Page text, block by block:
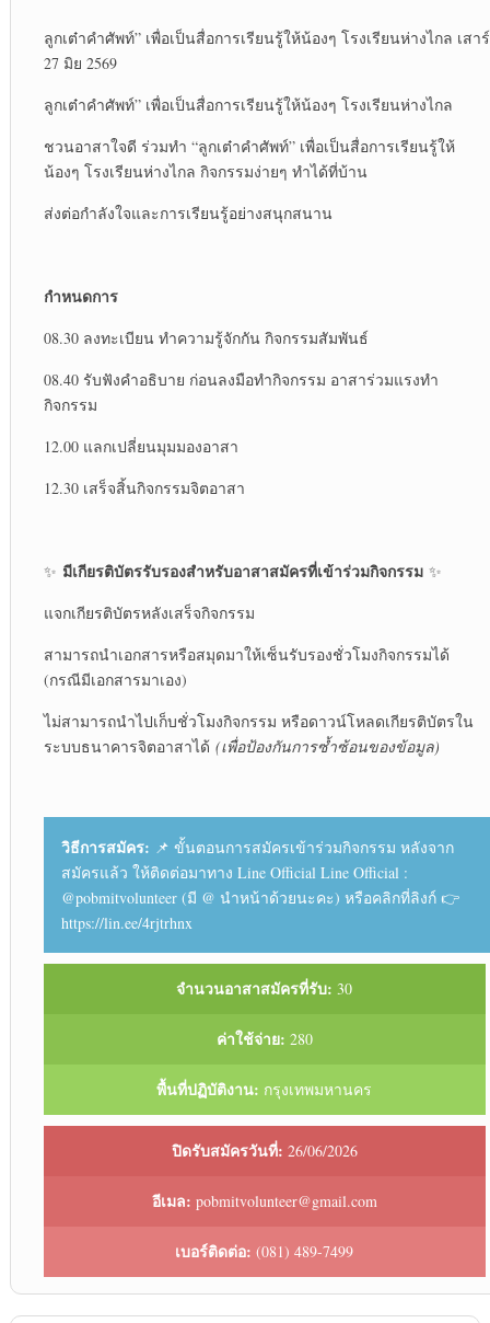
ลูกเต๋าคำศัพท์” เพื่อเป็นสื่อการเรียนรู้ให้น้องๆ โรงเรียนห่างไกล เสาร์
27 มิย 2569
ลูกเต๋าคำศัพท์” เพื่อเป็นสื่อการเรียนรู้ให้น้องๆ โรงเรียนห่างไกล
ชวนอาสาใจดี ร่วมทำ “ลูกเต๋าคำศัพท์” เพื่อเป็นสื่อการเรียนรู้ให้
น้องๆ โรงเรียนห่างไกล กิจกรรมง่ายๆ ทำได้ที่บ้าน
ส่งต่อกำลังใจและการเรียนรู้อย่างสนุกสนาน
กำหนดการ
08.30 ลงทะเบียน ทำความรู้จักกัน กิจกรรมสัมพันธ์
08.40 รับฟังคำอธิบาย ก่อนลงมือทำกิจกรรม อาสาร่วมแรงทำ
กิจกรรม
12.00 แลกเปลี่ยนมุมมองอาสา
12.30 เสร็จสิ้นกิจกรรมจิตอาสา
✨ มีเกียรติบัตรรับรองสำหรับอาสาสมัครที่เข้าร่วมกิจกรรม✨
แจกเกียรติบัตรหลังเสร็จกิจกรรม
สามารถนำเอกสารหรือสมุดมาให้เซ็นรับรองชั่วโมงกิจกรรมได้
(กรณีมีเอกสารมาเอง)
ไม่สามารถนำไปเก็บชั่วโมงกิจกรรม หรือดาวน์โหลดเกียรติบัตรใน
ระบบธนาคารจิตอาสาได้ (เพื่อป้องกันการซ้ำซ้อนของข้อมูล)
วิธีการสมัคร: 📌 ขั้นตอนการสมัครเข้าร่วมกิจกรรม หลังจาก
สมัครแล้ว ให้ติดต่อมาทาง Line Official Line Official :
@pobmitvolunteer (มี @ นำหน้าด้วยนะคะ) หรือคลิกที่ลิงก์ 👉
https://lin.ee/4rjtrhnx
จำนวนอาสาสมัครที่รับ: 30
ค่าใช้จ่าย: 280
พื้นที่ปฏิบัติงาน: กรุงเทพมหานคร
ปิดรับสมัครวันที่: 26/06/2026
อีเมล: pobmitvolunteer@gmail.com
เบอร์ติดต่อ: (081) 489-7499